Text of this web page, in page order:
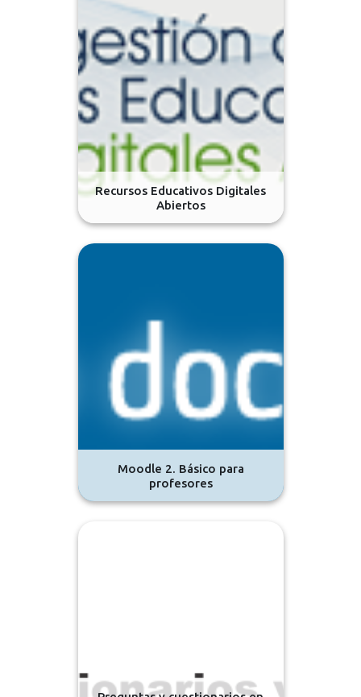
Recursos Educativos Digitales
Abiertos
Moodle 2. Básico para
profesores